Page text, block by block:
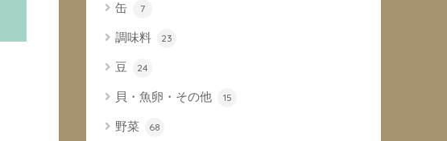
缶 7
調味料 23
豆 24
貝・魚卵・その他 15
野菜 68